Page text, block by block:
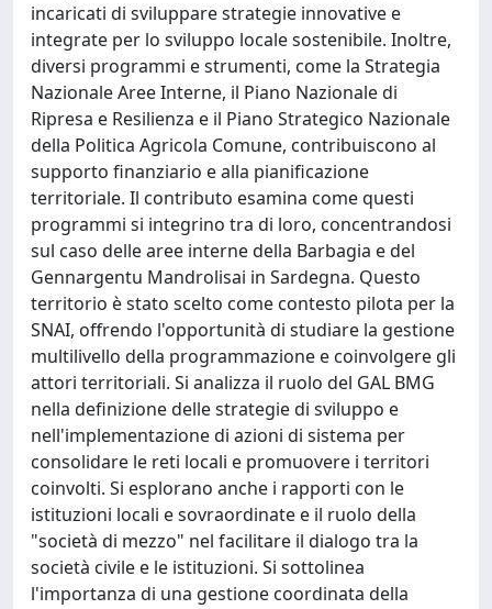
incaricati di sviluppare strategie innovative e
integrate per lo sviluppo locale sostenibile. Inoltre,
diversi programmi e strumenti, come la Strategia
Nazionale Aree Interne, il Piano Nazionale di
Ripresa e Resilienza e il Piano Strategico Nazionale
della Politica Agricola Comune, contribuiscono al
supporto finanziario e alla pianificazione
territoriale. Il contributo esamina come questi
programmi si integrino tra di loro, concentrandosi
sul caso delle aree interne della Barbagia e del
Gennargentu Mandrolisai in Sardegna. Questo
territorio è stato scelto come contesto pilota per la
SNAI, offrendo l'opportunità di studiare la gestione
multilivello della programmazione e coinvolgere gli
attori territoriali. Si analizza il ruolo del GAL BMG
nella definizione delle strategie di sviluppo e
nell'implementazione di azioni di sistema per
consolidare le reti locali e promuovere i territori
coinvolti. Si esplorano anche i rapporti con le
istituzioni locali e sovraordinate e il ruolo della
"società di mezzo" nel facilitare il dialogo tra la
società civile e le istituzioni. Si sottolinea
l'importanza di una gestione coordinata della